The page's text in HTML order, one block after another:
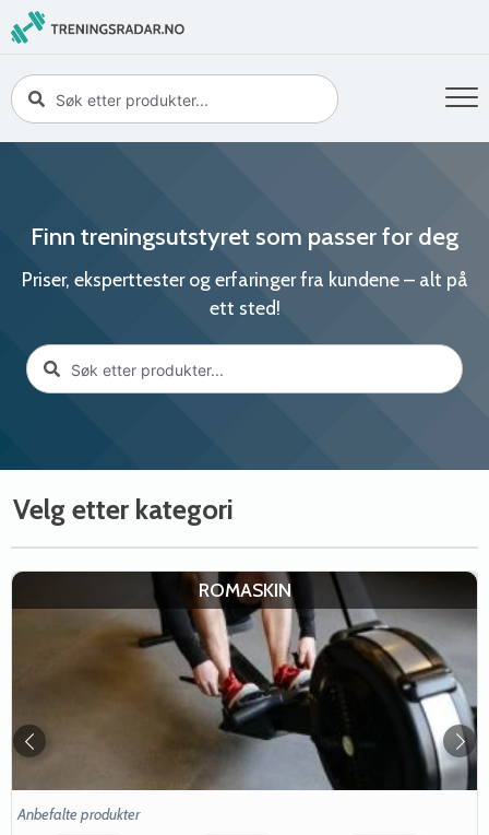
Finn treningsutstyret som passer for deg
Priser, eksperttester og erfaringer fra kundene – alt på
ett sted!
Velg etter kategori
ROMASKIN
Anbefalte produkter